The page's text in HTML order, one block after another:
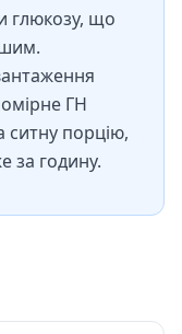
глюкозу, що
ГН
ситну порцію,
за годину.